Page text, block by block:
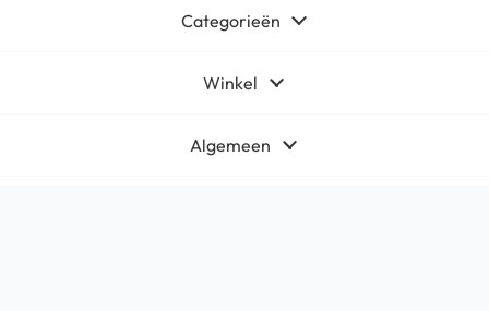
Categorieën
Winkel
Algemeen